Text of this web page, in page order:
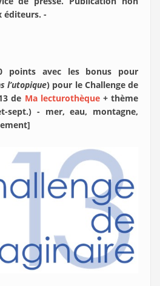
éditeurs. -
points avec les bonus pour
l’utopique) pour le Challenge de
de Ma lecturothèque+ thème
sept.) - mer, eau, montagne,